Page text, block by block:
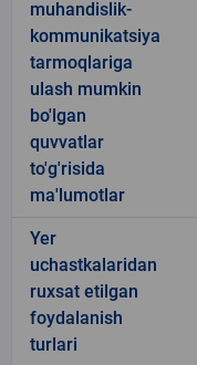
muhandislik-
kommunikatsiya
tarmoqlariga
ulash mumkin
bo'lgan
quvvatlar
to'g'risida
ma'lumotlar
Yer
uchastkalaridan
ruxsat etilgan
foydalanish
turlari